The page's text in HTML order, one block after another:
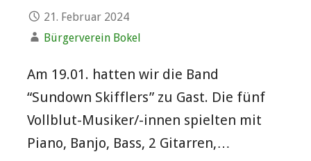
21. Februar 2024
Bürgerverein Bokel
Am 19.01. hatten wir die Band
“Sundown Skifflers” zu Gast. Die fünf
Vollblut-Musiker/-innen spielten mit
Piano, Banjo, Bass, 2 Gitarren,…